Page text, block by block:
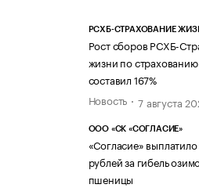
РСХБ-СТРАХОВАНИЕ
Рост сборов РСХБ-
жизни по
составил 167%
Новость
7 августа
ООО «СК «СОГЛАСИЕ»
«Согласие» выплатило
рублей за гибель
пшеницы